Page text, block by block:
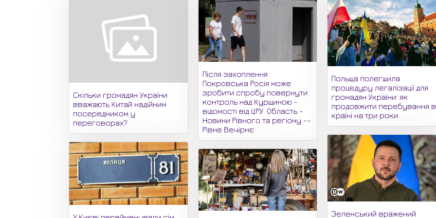
Скільки громадян України
вважають Китай надійним
посередником у
переговорах?
Після захоплення
Покровська Росія може
зробити спробу повернути
контроль над Курщиною -
відомості від ЦРУ. Область -
Новини Рівного та регіону --
Рівне Вечірнє
Польща полегшила
процедуру легалізації для
громадян України: як
продовжити перебування в
країні на три роки.
Зеленський вражений